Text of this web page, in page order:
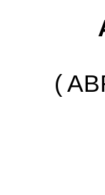
(